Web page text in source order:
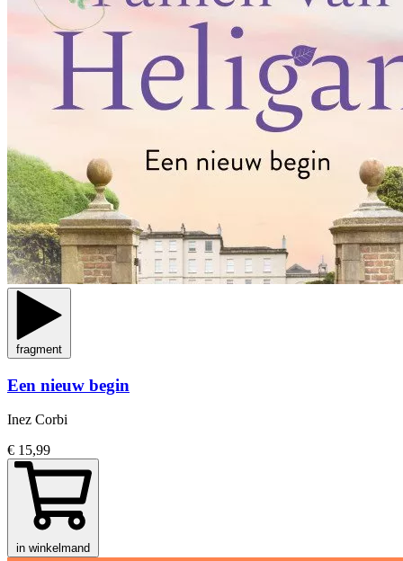
fragment
Een nieuw begin
Inez Corbi
€ 15,99
in winkelmand